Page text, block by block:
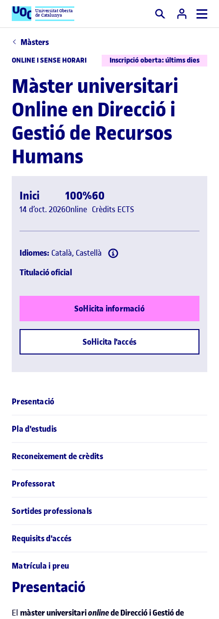
Universitat Oberta
de Catalunya Cercar
Màsters
ONLINE I SENSE HORARI Inscripció oberta: últims dies
Màster universitari
Online en Direcció i
Gestió de Recursos
Humans
Inici
14 d’oct. 2026
100%
Online
60
Crèdits ECTS
Idiomes: Català, Castellà
Titulació oficial
Sol·licita informació
Sol·licita l'accés
Presentació
Pla d'estudis
Reconeixement de crèdits
Professorat
Sortides professionals
Requisits d'accés
Matrícula i preu
Presentació
El màster universitarionlinede Direcció i Gestió de